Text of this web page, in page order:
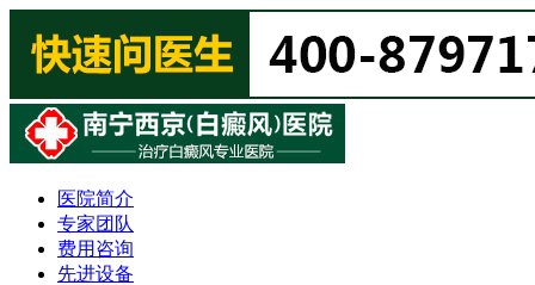
医院简介
专家团队
费用咨询
先进设备